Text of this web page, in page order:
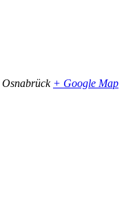
Osnabrück + Google Map